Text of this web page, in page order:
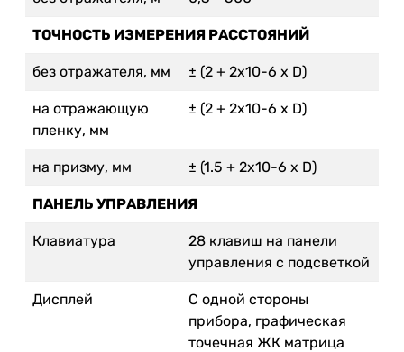
ТОЧНОСТЬ ИЗМЕРЕНИЯ РАССТОЯНИЙ
без отражателя, мм ± (2 + 2x10-6 х D)
на отражающую
пленку, мм
± (2 + 2x10-6 х D)
на призму, мм ± (1.5 + 2x10-6 х D)
ПАНЕЛЬ УПРАВЛЕНИЯ
Клавиатура
28 клавиш на панели
управления с подсветкой
Дисплей
С одной стороны
прибора, графическая
точечная ЖК матрица